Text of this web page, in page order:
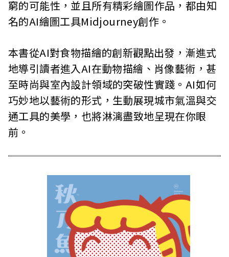
窮的可能性，並且所有精彩繪圖作品，都由知
名的AI繪圖工具Midjourney創作。
本書從AI對食物描繪的創新觀點出發，漸進式
地導引讀者進入AI在動物描繪、肖像藝術，甚
至時尚與室內設計領域的突破性實踐。AI如何
巧妙地以藝術的形式，生動展現城市氣溫與交
通工具的美學，也將淋漓盡致地呈現在你眼
前。